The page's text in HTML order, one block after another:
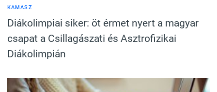
KAMASZ
Diákolimpiai siker: öt érmet nyert a magyar
csapat a Csillagászati és Asztrofizikai
Diákolimpián